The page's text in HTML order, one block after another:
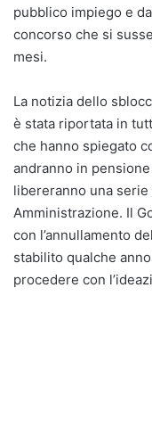
pubblico impiego e
concorso che si
mesi.
La notizia dello
è stata riportata in
che hanno spiegato
andranno in
libereranno una
Amministrazione. Il
con l’annullamento
stabilito qualche
procedere con